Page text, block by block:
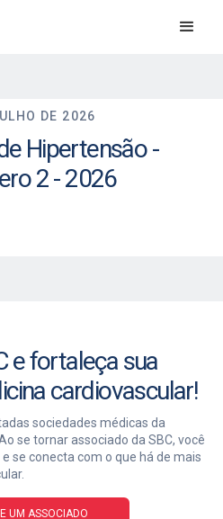
DE 2026
Hipertensão -
2 - 2026
e fortaleça sua
cardiovascular!
sociedades médicas da
se tornar associado da SBC, você
se conecta com o que há de mais
UM ASSOCIADO